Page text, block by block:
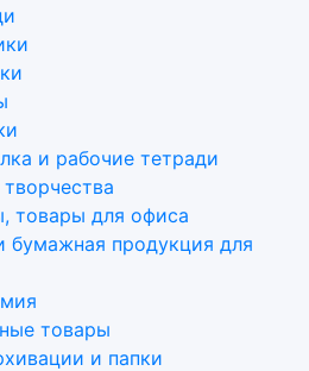
и рабочие тетради
товары для офиса
бумажная продукция для
товары
и папки